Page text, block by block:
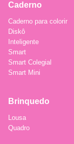
Caderno
Caderno para colorir
Diskô
Inteligente
Smart
Smart Colegial
Smart Mini
Brinquedo
Lousa
Quadro